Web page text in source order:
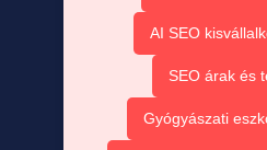
AI SEO
SEO árak és
Gyógyászati